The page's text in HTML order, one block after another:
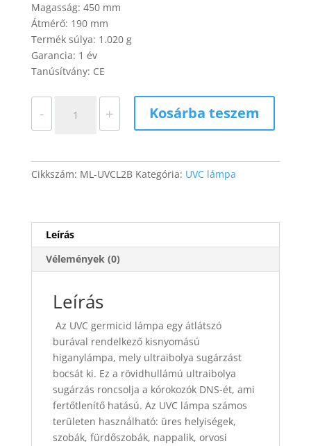
Magasság: 450 mm
Átmérő: 190 mm
Termék súlya: 1.020 g
Garancia: 1 év
Tanúsítvány: CE
-
lámpa
mennyiség
+ Kosárba teszem
Cikkszám: ML-UVCL2B Kategória: UVC lámpa
Leírás
Vélemények (0)
Leírás
Az UVC germicid lámpa egy átlátszó
burával rendelkező kisnyomású
higanylámpa, mely ultraibolya sugárzást
bocsát ki. Ez a rövidhullámú ultraibolya
sugárzás roncsolja a kórokozók DNS-ét, ami
fertőtlenítő hatású. Az UVC lámpa számos
területen használható: üres helyiségek,
szobák, fürdőszobák, nappalik, orvosi